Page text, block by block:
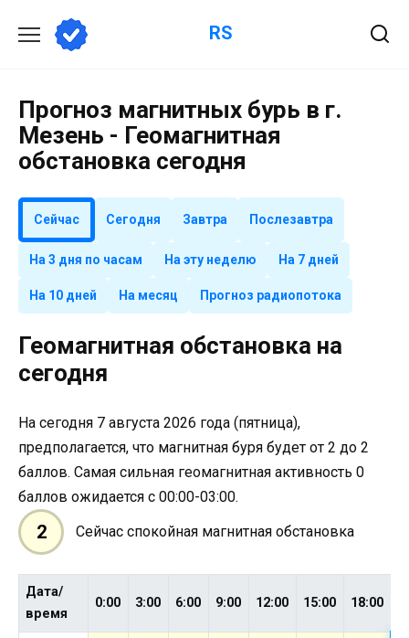
содержанию
RS
Прогноз магнитных бурь в г.
Мезень - Геомагнитная
обстановка сегодня
Сейчас Сегодня Завтра Послезавтра
На 3 дня по часам На эту неделю На 7 дней
На 10 дней На месяц Прогноз радиопотока
Геомагнитная обстановка на
сегодня
На сегодня 7 августа 2026 года (пятница),
предполагается, что магнитная буря будет от 2 до 2
баллов. Самая сильная геомагнитная активность 0
баллов ожидается с 00:00-03:00.
2 Сейчас спокойная магнитная обстановка
Дата/
время
0:00 3:00 6:00 9:00 12:00 15:00 18:00